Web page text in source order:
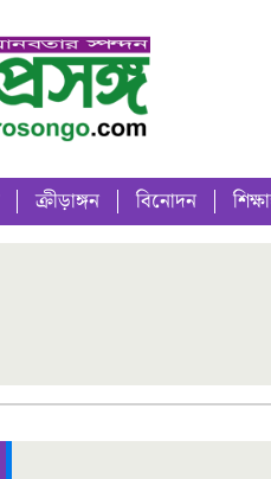
ক্রীড়াঙ্গন বিনোদন